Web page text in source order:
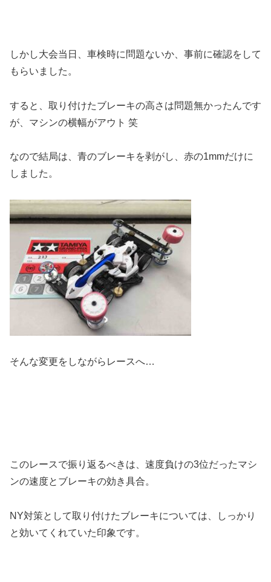
しかし大会当日、車検時に問題ないか、事前に確認をして
もらいました。
すると、取り付けたブレーキの高さは問題無かったんです
が、マシンの横幅がアウト 笑
なので結局は、青のブレーキを剥がし、赤の1mmだけに
しました。
そんな変更をしながらレースへ…
このレースで振り返るべきは、速度負けの3位だったマシ
ンの速度とブレーキの効き具合。
NY対策として取り付けたブレーキについては、しっかり
と効いてくれていた印象です。